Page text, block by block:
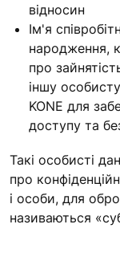
відносин
Ім'я
народження,
про
іншу
KONE для
доступу та
Такі особисті
про
і особи, для
називаються